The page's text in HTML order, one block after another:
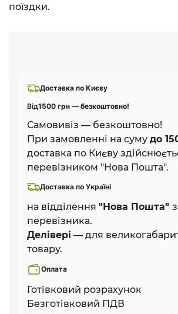
Доставка по Києву
Від1500 грн — безкоштовно!
Самовивіз — безкоштовно!
При замовленні на суму до
доставка по Києву
перевізником "Нова Пошта".
Доставка по Україні
на відділення "Нова Пошта"
перевізника.
Делівері — для
товару.
Оплата
Готівковий розрахунок
Безготівковий ПДВ
поїздки.